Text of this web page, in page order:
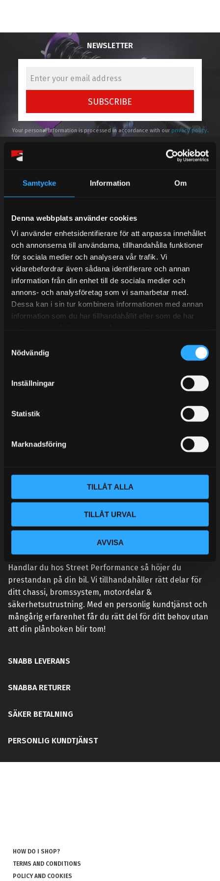
Samtycke Information Om
Denna webbplats använder cookies
Vi använder enhetsidentifierare för att anpassa innehållet
och annonserna till användarna, tillhandahålla funktioner
för sociala medier och analysera vår trafik. Vi
vidarebefordrar även sådana identifierare och annan
information från din enhet till de sociala medier och
annons- och analysföretag som vi samarbetar med.
Dessa kan i sin tur kombinera informationen med annan
information som du har tillhandahållit eller som de har
Nödvändig
Inställningar
Statistik
Marknadsföring
TILLÅT ALLA
TILLÅT URVAL
AVVISA
NEWSLETTER
SUBSCRIBE
Your personal information is processed in accordance with our privacy policy.
Telefonsupport:
Mån-Tors: 10:30-15:00
Lunchstängt 12:00-13:00
Tel: 031- 51 66 60
E-post:info@streetperformance.se
BLOG
KONTAKTA OSS
MY PAGES
VÅR AFFÄRSIDÉ ÄR ENKEL:
Handlar du hos Street Performance så höjer du
prestandan på din bil. Vi tillhandahåller rätt delar för
ditt chassi, bromssystem, motordelar &
säkerhetsutrustning. Med en personlig kundtjänst och
mångårig erfarenhet får du rätt del för ditt behov utan
att din plånboken blir tom!
SNABB LEVERANS
SNABBA RETURER
SÄKER BETALNING
PERSONLIG KUNDTJÄNST
HOW DO I SHOP?
TERMS AND CONDITIONS
POLICY AND COOKIES